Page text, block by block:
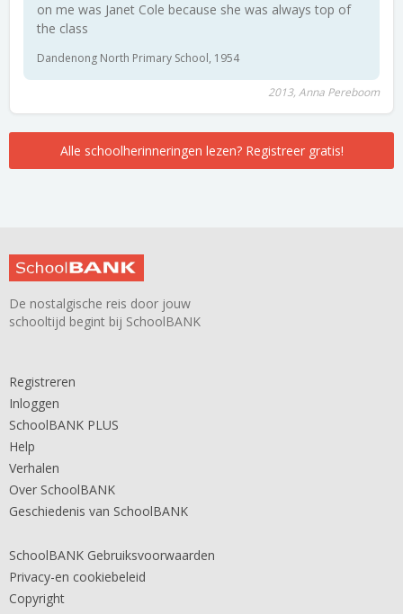
on me was Janet Cole because she was always top of
the class
Dandenong North Primary School, 1954
2013, Anna Pereboom
Alle schoolherinneringen lezen? Registreer gratis!
De nostalgische reis door jouw
schooltijd begint bij SchoolBANK
Registreren
Inloggen
SchoolBANK PLUS
Help
Verhalen
Over SchoolBANK
Geschiedenis van SchoolBANK
SchoolBANK Gebruiksvoorwaarden
Privacy-en cookiebeleid
Copyright